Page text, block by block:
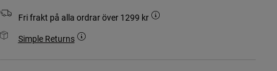
Fri frakt på alla ordrar över 1299 kr
Simple Returns